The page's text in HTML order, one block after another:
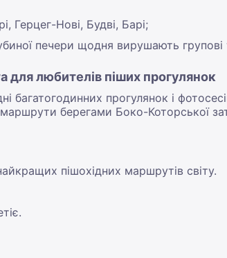
Герцег-Нові, Будві, Барі;
печери щодня вирушають групові
для любителів піших прогулянок
багатогодинних прогулянок і
берегами Боко-Которської
пішохідних маршрутів світу.